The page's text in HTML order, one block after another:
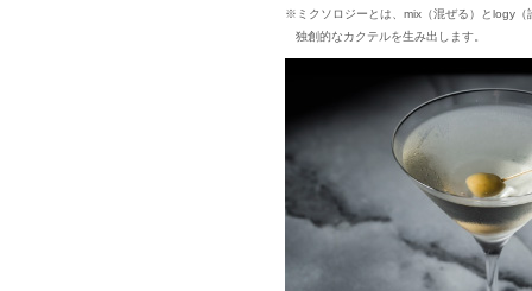
※ミクソロジーとは、mix（混ぜる）とlogy（
独創的なカクテルを生み出します。